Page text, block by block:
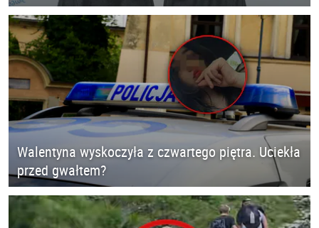
Walentyna wyskoczyła z czwartego piętra. Uciekła
przed gwałtem?